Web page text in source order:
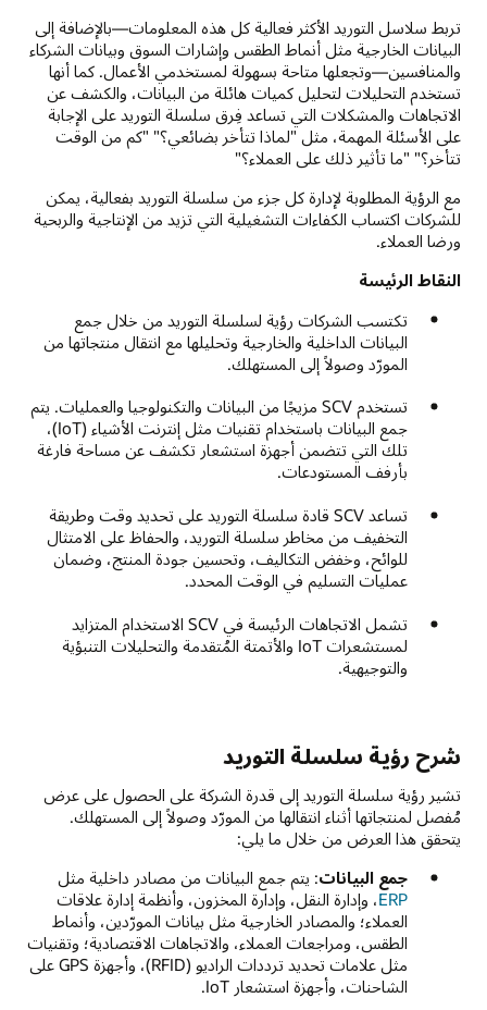
تربط سلاسل التوريد الأكثر فعالية كل هذه المعلومات—بالإضافة إلى
البيانات الخارجية مثل أنماط الطقس وإشارات السوق وبيانات الشركاء
والمنافسين—وتجعلها متاحة بسهولة لمستخدمي الأعمال. كما أنها
تستخدم التحليلات لتحليل كميات هائلة من البيانات، والكشف عن
الاتجاهات والمشكلات التي تساعد فِرق سلسلة التوريد على الإجابة
على الأسئلة المهمة، مثل "لماذا تتأخر بضائعي؟" "كم من الوقت
تتأخر؟" "ما تأثير ذلك على العملاء؟"
مع الرؤية المطلوبة لإدارة كل جزء من سلسلة التوريد بفعالية، يمكن
للشركات اكتساب الكفاءات التشغيلية التي تزيد من الإنتاجية والربحية
ورضا العملاء.
النقاط الرئيسة
تكتسب الشركات رؤية لسلسلة التوريد من خلال جمع
البيانات الداخلية والخارجية وتحليلها مع انتقال منتجاتها من
المورّد وصولاً إلى المستهلك.
تستخدم SCV مزيجًا من البيانات والتكنولوجيا والعمليات. يتم
جمع البيانات باستخدام تقنيات مثل إنترنت الأشياء (IoT)،
تلك التي تتضمن أجهزة استشعار تكشف عن مساحة فارغة
بأرفف المستودعات.
تساعد SCV قادة سلسلة التوريد على تحديد وقت وطريقة
التخفيف من مخاطر سلسلة التوريد، والحفاظ على الامتثال
للوائح، وخفض التكاليف، وتحسين جودة المنتج، وضمان
عمليات التسليم في الوقت المحدد.
تشمل الاتجاهات الرئيسة في SCV الاستخدام المتزايد
لمستشعرات IoT والأتمتة المُتقدمة والتحليلات التنبؤية
والتوجيهية.
شرح رؤية سلسلة التوريد
تشير رؤية سلسلة التوريد إلى قدرة الشركة على الحصول على عرض
مُفصل لمنتجاتها أثناء انتقالها من المورّد وصولاً إلى المستهلك.
يتحقق هذا العرض من خلال ما يلي:
جمع البيانات: يتم جمع البيانات من مصادر داخلية مثل
ERP، وإدارة النقل، وإدارة المخزون، وأنظمة إدارة علاقات
العملاء؛ والمصادر الخارجية مثل بيانات المورّدين، وأنماط
الطقس، ومراجعات العملاء، والاتجاهات الاقتصادية؛ وتقنيات
مثل علامات تحديد ترددات الراديو (RFID)، وأجهزة GPS على
الشاحنات، وأجهزة استشعار IoT.